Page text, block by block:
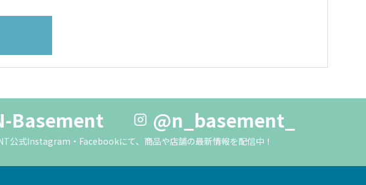
Basement @n_basement_
公式Instagram・Facebookにて、商品や店舗の最新情報を配信中！